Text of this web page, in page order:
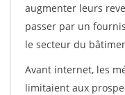
augmenter leurs
passer par un
le secteur du
Avant internet, les
limitaient aux